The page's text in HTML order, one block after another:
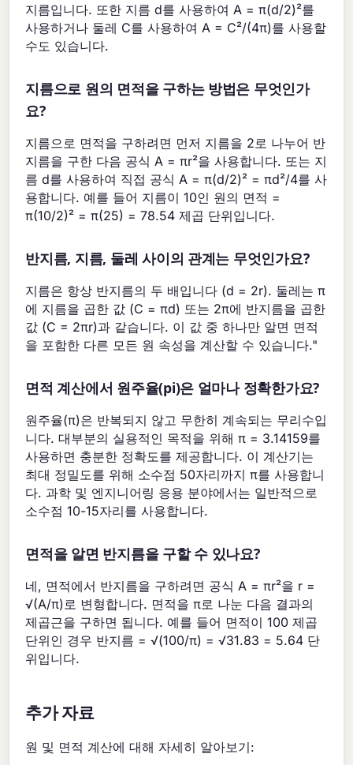
지름입니다. 또한 지름 d를 사용하여 A = π(d/2)²를
사용하거나 둘레 C를 사용하여 A = C²/(4π)를 사용할
수도 있습니다.
지름으로 원의 면적을 구하는 방법은 무엇인가
요?
지름으로 면적을 구하려면 먼저 지름을 2로 나누어 반
지름을 구한 다음 공식 A = πr²을 사용합니다. 또는 지
름 d를 사용하여 직접 공식 A = π(d/2)² = πd²/4를 사
용합니다. 예를 들어 지름이 10인 원의 면적 =
π(10/2)² = π(25) = 78.54 제곱 단위입니다.
반지름, 지름, 둘레 사이의 관계는 무엇인가요?
지름은 항상 반지름의 두 배입니다 (d = 2r). 둘레는 π
에 지름을 곱한 값 (C = πd) 또는 2π에 반지름을 곱한
값 (C = 2πr)과 같습니다. 이 값 중 하나만 알면 면적
을 포함한 다른 모든 원 속성을 계산할 수 있습니다."
면적 계산에서 원주율(pi)은 얼마나 정확한가요?
원주율(π)은 반복되지 않고 무한히 계속되는 무리수입
니다. 대부분의 실용적인 목적을 위해 π = 3.14159를
사용하면 충분한 정확도를 제공합니다. 이 계산기는
최대 정밀도를 위해 소수점 50자리까지 π를 사용합니
다. 과학 및 엔지니어링 응용 분야에서는 일반적으로
소수점 10-15자리를 사용합니다.
면적을 알면 반지름을 구할 수 있나요?
네, 면적에서 반지름을 구하려면 공식 A = πr²을 r =
√(A/π)로 변형합니다. 면적을 π로 나눈 다음 결과의
제곱근을 구하면 됩니다. 예를 들어 면적이 100 제곱
단위인 경우 반지름 = √(100/π) = √31.83 = 5.64 단
위입니다.
추가 자료
원 및 면적 계산에 대해 자세히 알아보기: